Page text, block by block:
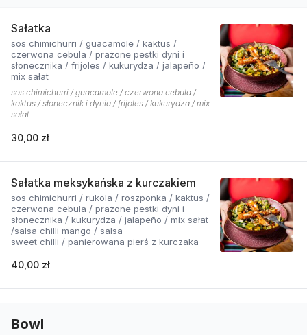
Sałatka
sos chimichurri / guacamole / kaktus /
czerwona cebula / prażone pestki dyni i
słonecznika / frijoles / kukurydza / jalapeño /
mix sałat
sos chimichurri / guacamole / czerwona cebula /
kaktus / słonecznik i dynia / frijoles / kukurydza / mix
sałat
30,00 zł
Sałatka meksykańska z kurczakiem
sos chimichurri / rukola / roszponka / kaktus /
czerwona cebula / prażone pestki dyni i
słonecznika / kukurydza / jalapeño / mix sałat
/salsa chilli mango / salsa
sweet chilli / panierowana pierś z kurczaka
40,00 zł
Bowl